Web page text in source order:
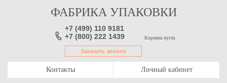
ФАБРИКА УПАКОВКИ
+7 (499) 110 9181
+7 (800) 222 1439
Заказать звонок
Корзина пуста
Контакты Личный кабинет